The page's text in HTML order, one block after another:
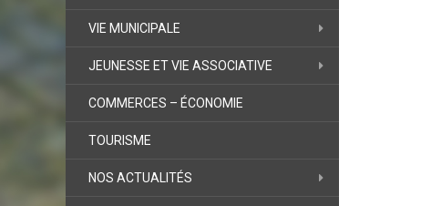
VIE MUNICIPALE
JEUNESSE ET VIE ASSOCIATIVE
COMMERCES – ÉCONOMIE
TOURISME
NOS ACTUALITÉS